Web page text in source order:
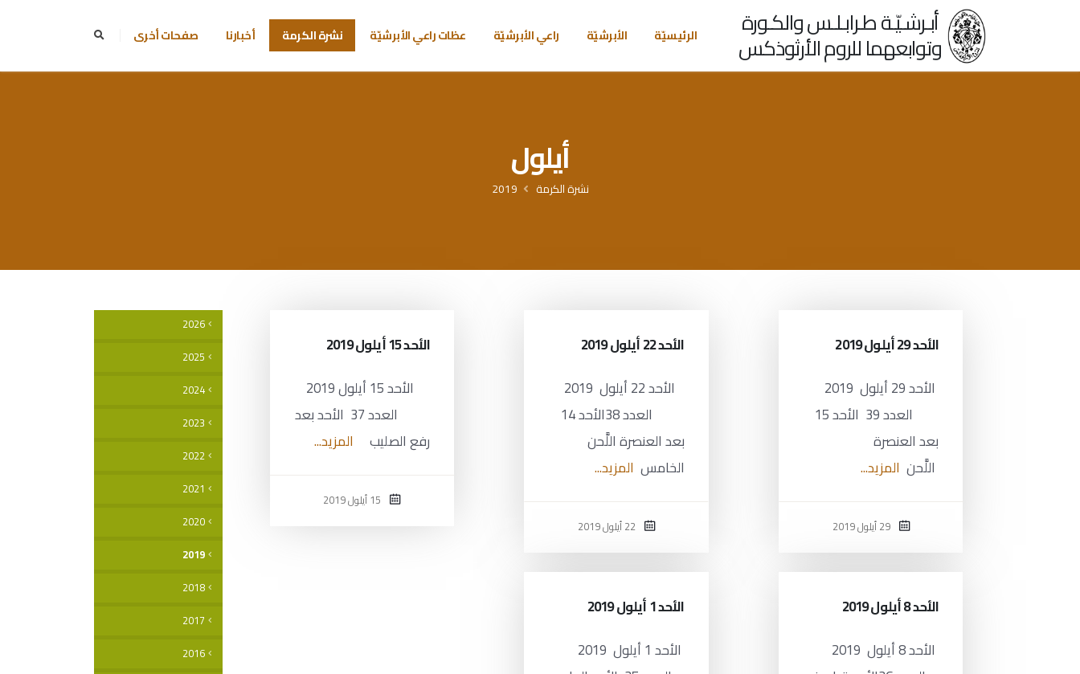
أبـرشـيّـة طـرابـلـس والكـورة
وتوابعهما للروم الأرثوذكس الرئيسيّة الأبرشيّة راعي الأبرشيّة عظات راعي الأبرشيّة نشرة الكرمة أخبارنا صفحات أخرى
أيلول
نشرة الكرمة 2019
الأحد 29 أيلول 2019
العدد 39 الأحد 15
بعد العنصرة
اللَّحن المزيد...
29 أيلول 2019
الأحد 22 أيلول 2019
العدد 38الأحد 14
بعد العنصرة اللَّحن
الخامس المزيد...
الأحد 15 أيلول 2019
العدد 37 الأحد بعد
رفع الصليب المزيد...
الأحد 8 أيلول 2019
الأحد 1 أيلول 2019
2026
2025
2024
2023
2022
2021
2020
2019
2018
2017
2016